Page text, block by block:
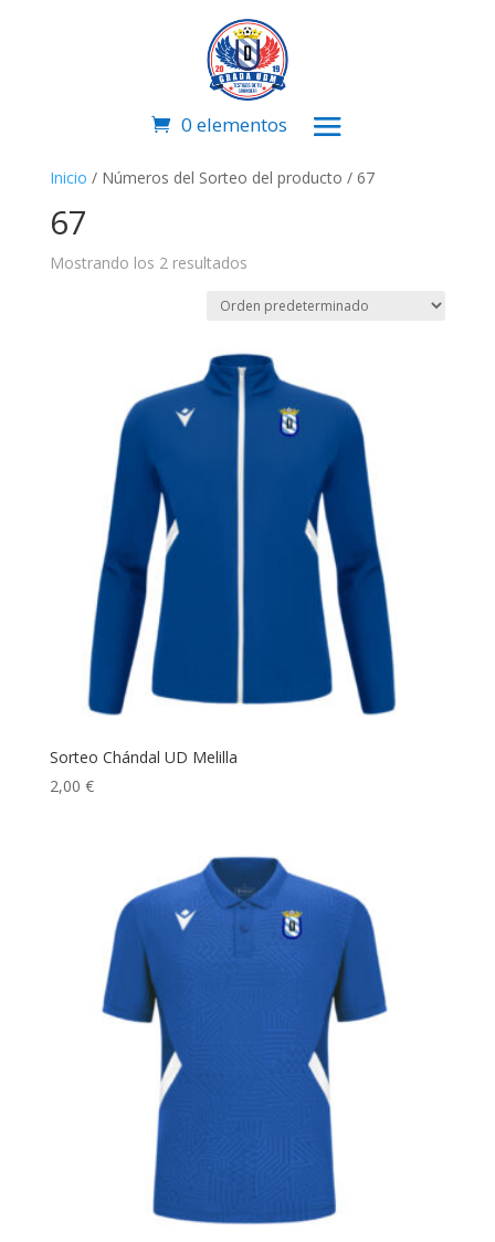
0 elementos
Inicio / Números del Sorteo del producto / 67
67
Mostrando los 2 resultados
Sorteo Chándal UD Melilla
2,00 €